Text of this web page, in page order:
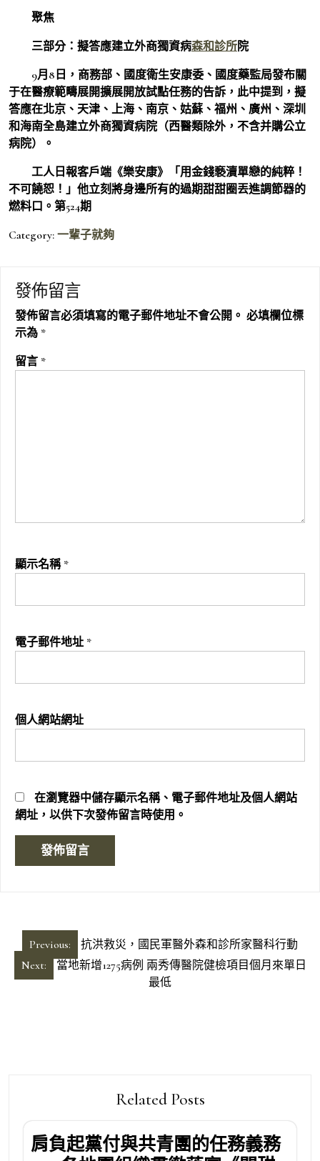
聚焦
三部分：擬答應建立外商獨資病森和診所院
9月8日，商務部、國度衛生安康委、國度藥監局發布關
于在醫療範疇展開擴展開放試點任務的告訴，此中提到，擬
答應在北京、天津、上海、南京、姑蘇、福州、廣州、深圳
和海南全島建立外商獨資病院（西醫類除外，不含并購公立
病院）。
工人日報客戶端《樂安康》「用金錢褻瀆單戀的純粹！
不可饒恕！」他立刻將身邊所有的過期甜甜圈丟進調節器的
燃料口。第524期
Category: 一輩子就夠
發佈留言
發佈留言必須填寫的電子郵件地址不會公開。 必填欄位標
示為 *
留言 *
顯示名稱 *
電子郵件地址 *
個人網站網址
在瀏覽器中儲存顯示名稱、電子郵件地址及個人網站
網址，以供下次發佈留言時使用。
章
導
Previous:
抗洪救災，國民軍醫外森和診所家醫科行動
Next:
當地新增1275病例 兩秀傳醫院健檢項目個月來單日
最低
Related Posts
肩負起黨付與共青團的任務義務